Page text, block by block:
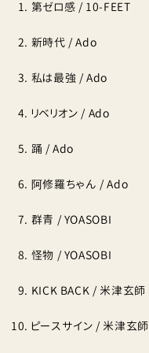
第ゼロ感 / 10-FEET
新時代 / Ado
私は最強 / Ado
リベリオン / Ado
踊 / Ado
阿修羅ちゃん / Ado
群青 / YOASOBI
怪物 / YOASOBI
KICK BACK / 米津玄師
ピースサイン / 米津玄師